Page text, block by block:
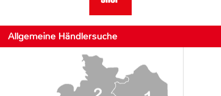
Allgemeine Händlersuche